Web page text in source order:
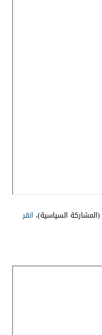
السياسية)، انقر